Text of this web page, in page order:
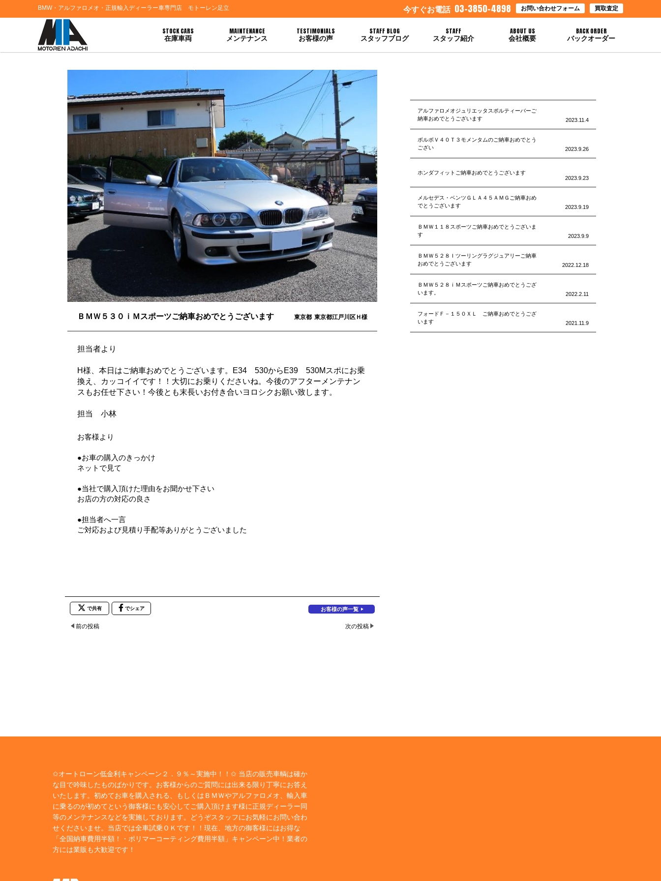
BMW・アルファロメオ・正規輸入ディーラー車専門店 モトーレン足立 今すぐお電話 03-3850-4898 お問い合わせフォーム 買取査定
STOCK CARS
在庫車両
MAINTENANCE
メンテナンス
TESTIMONIALS
お客様の声
STAFF BLOG
スタッフブログ
STAFF
スタッフ紹介
ABOUT US
会社概要
BACK ORDER
バックオーダー
HOME>お客様の声> ＢＭＷ５３０ｉＭスポーツご納車おめでとうございます
ＢＭＷ５３０ｉＭスポーツご納車おめでとうございます 東京都 東京都江戸川区Ｈ様
担当者より
H様、本日はご納車おめでとうございます。E34 530からE39 530Mスポにお乗
換え、カッコイイです！！大切にお乗りくださいね。今後のアフターメンテナン
スもお任せ下さい！今後とも末長いお付き合いヨロシクお願い致します。
担当 小林
お客様より
●お車の購入のきっかけ
ネットで見て
●当社で購入頂けた理由をお聞かせ下さい
お店の方の対応の良さ
●担当者へ一言
ご対応および見積り手配等ありがとうございました
で共有 でシェア お客様の声一覧
前の投稿 次の投稿
アルファロメオジュリエッタスポルティーバーご
納車おめでとうございます
2023.11.4
ボルボＶ４０Ｔ３モメンタムのご納車おめでとう
ござい
2023.9.26
ホンダフィットご納車おめでとうございます
2023.9.23
メルセデス・ベンツＧＬＡ４５ＡＭＧご納車おめ
でとうございます
2023.9.19
ＢＭＷ１１８スポーツご納車おめでとうございま
す
2023.9.9
ＢＭＷ５２８Ｉツーリングラグジュアリーご納車
おめでとうございます
2022.12.18
ＢＭＷ５２８ｉＭスポーツご納車おめでとうござ
います。
2022.2.11
フォードＦ－１５０ＸＬ ご納車おめでとうござ
います
2021.11.9
✩オートローン低金利キャンペーン２．９％～実施中！！✩ 当店の販売車輌は確か
な目で吟味したものばかりです。お客様からのご質問には出来る限り丁寧にお答え
いたします。初めてお車を購入される、もしくはＢＭＷやアルファロメオ、輸入車
に乗るのが初めてという御客様にも安心してご購入頂けます様に正規ディーラー同
等のメンテナンスなどを実施しております。どうぞスタッフにお気軽にお問い合わ
せくださいませ。当店では全車試乗ＯＫです！！現在、地方の御客様にはお得な
「全国納車費用半額！・ポリマーコーティング費用半額」キャンペーン中！業者の
方には業販も大歓迎です！